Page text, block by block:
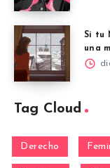
Si tu
una
Tag Cloud
Derecho